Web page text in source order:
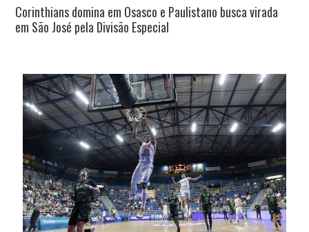
Corinthians domina em Osasco e Paulistano busca virada
em São José pela Divisão Especial